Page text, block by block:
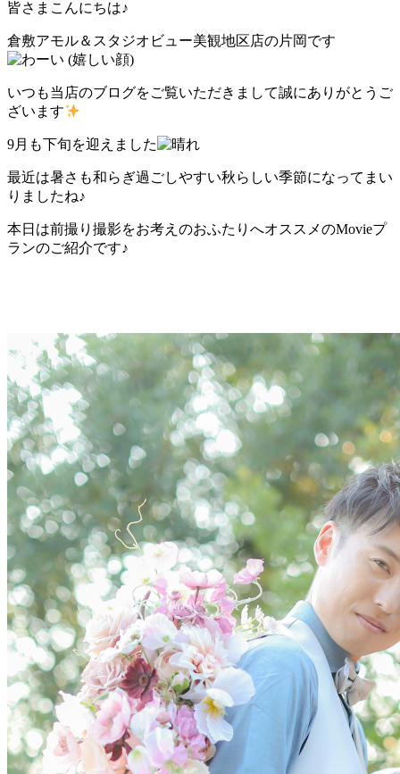
皆さまこんにちは♪
倉敷アモル＆スタジオビュー美観地区店の片岡です
いつも当店のブログをご覧いただきまして誠にありがとうご
ざいます
9月も下旬を迎えました
最近は暑さも和らぎ過ごしやすい秋らしい季節になってまい
りましたね♪
本日は前撮り撮影をお考えのおふたりへオススメのMovieプ
ランのご紹介です♪